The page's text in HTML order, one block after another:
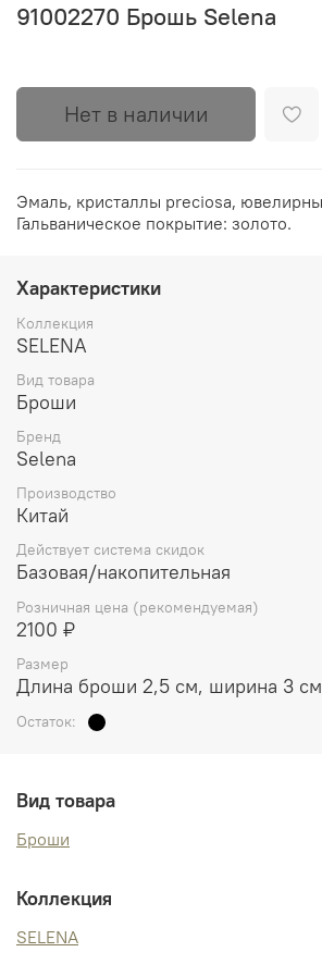
91002270 Брошь Selena
Нет в наличии
Эмаль, кристаллы preciosa,
Гальваническое покрытие: золото.
Характеристики
Коллекция
SELENA
Вид товара
Броши
Бренд
Selena
Производство
Китай
Действует система скидок
Базовая/накопительная
Розничная цена (рекомендуемая)
2100 ₽
Размер
Длина броши 2,5 см, ширина 3
Остаток:
Вид товара
Броши
Коллекция
SELENA